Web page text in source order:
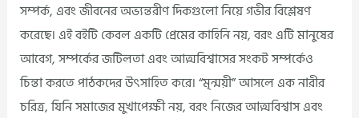
সম্পর্ক, এবং জীবনের অভ্যন্তরীণ দিকগুলো নিয়ে গভীর বিশ্লেষণ
করেছে। এই বইটি কেবল একটি প্রেমের কাহিনি নয়, বরং এটি মানুষের
আবেগ, সম্পর্কের জটিলতা এবং আত্মবিশ্বাসের সংকট সম্পর্কেও
চিন্তা করতে পাঠকদের উৎসাহিত করে। “মৃন্ময়ী” আসলে এক নারীর
চরিত্র, যিনি সমাজের মুখাপেক্ষী নয়, বরং নিজের আত্মবিশ্বাস এবং